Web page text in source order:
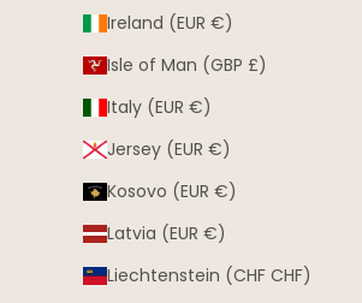
Ireland (EUR €)
Isle of Man (GBP £)
Italy (EUR €)
Jersey (EUR €)
Kosovo (EUR €)
Latvia (EUR €)
Liechtenstein (CHF CHF)